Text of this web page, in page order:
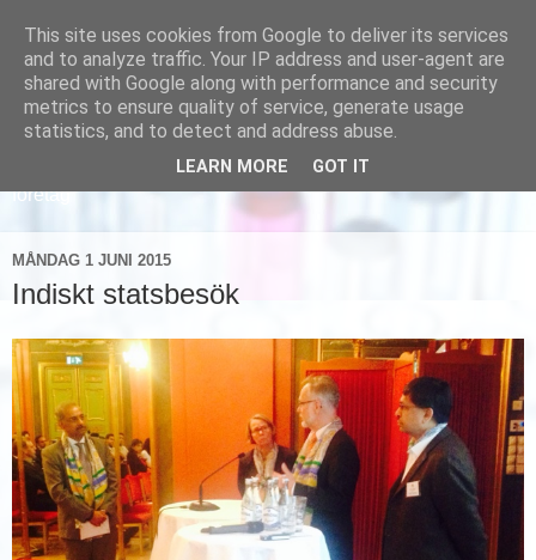
Läs om hur vi marknadsför svensk sjukvård och svenska
företag
MÅNDAG 1 JUNI 2015
Indiskt statsbesök
This site uses cookies from Google to deliver its services
and to analyze traffic. Your IP address and user-agent are
shared with Google along with performance and security
metrics to ensure quality of service, generate usage
statistics, and to detect and address abuse.
LEARN MORE GOT IT